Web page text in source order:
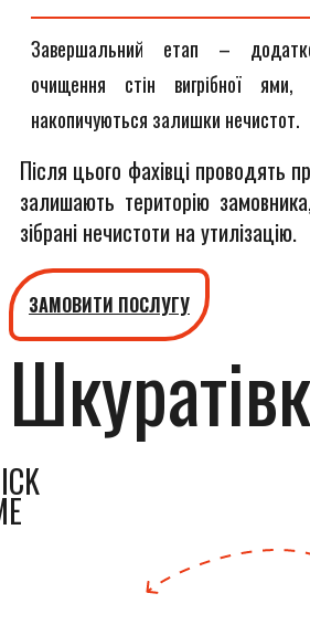
Завершальний етап –
очищення стін вигрібної
накопичуються залишки нечистот.
Після цього фахівці проводять
залишають територію
зібрані нечистоти на утилізацію.
ЗАМОВИТИ ПОСЛУГУ